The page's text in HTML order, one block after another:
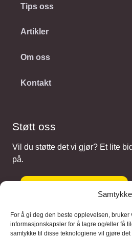
Samtykke
For å gi deg den beste opplevelsen, bruker
informasjonskapsler for å lagre og/eller få
samtykke til disse teknologiene vil gjøre
Tips oss
Artikler
Om oss
Kontakt
Støtt oss
Vil du støtte det vi gjør? Et lite
på.
Gi et bidrag